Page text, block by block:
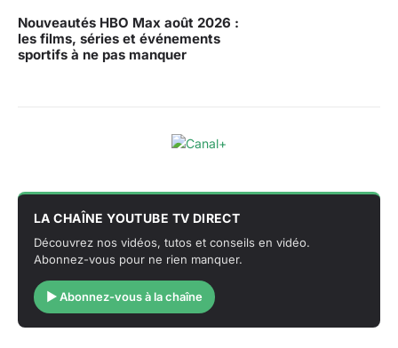
Nouveautés HBO Max août 2026 :
les films, séries et événements
sportifs à ne pas manquer
LA CHAÎNE YOUTUBE TV DIRECT
Découvrez nos vidéos, tutos et conseils en vidéo.
Abonnez-vous pour ne rien manquer.
▶ Abonnez-vous à la chaîne